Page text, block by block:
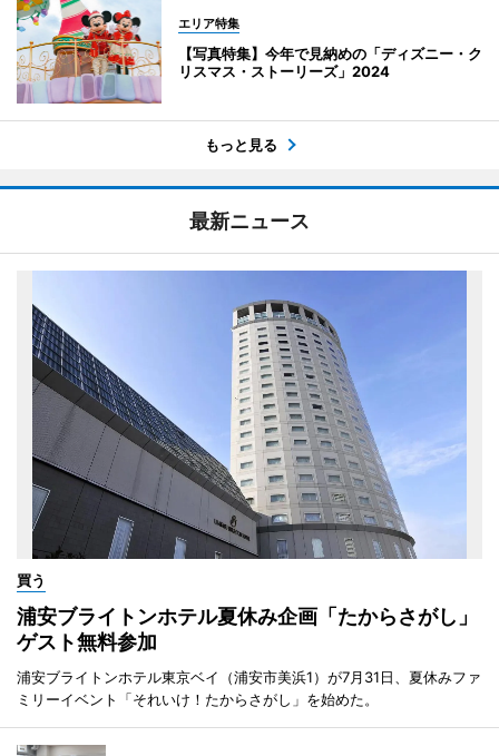
エリア特集
【写真特集】今年で見納めの「ディズニー・ク
リスマス・ストーリーズ」2024
もっと見る
最新ニュース
買う
浦安ブライトンホテル夏休み企画「たからさがし」
ゲスト無料参加
浦安ブライトンホテル東京ベイ（浦安市美浜1）が7月31日、夏休みファ
ミリーイベント「それいけ！たからさがし」を始めた。